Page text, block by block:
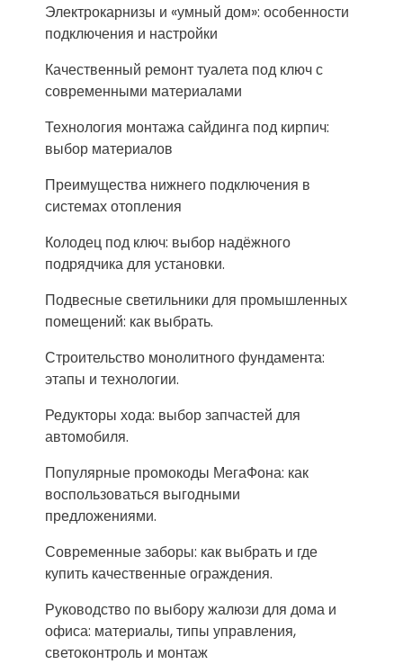
Электрокарнизы и «умный дом»: особенности
подключения и настройки
Качественный ремонт туалета под ключ с
современными материалами
Технология монтажа сайдинга под кирпич:
выбор материалов
Преимущества нижнего подключения в
системах отопления
Колодец под ключ: выбор надёжного
подрядчика для установки.
Подвесные светильники для промышленных
помещений: как выбрать.
Строительство монолитного фундамента:
этапы и технологии.
Редукторы хода: выбор запчастей для
автомобиля.
Популярные промокоды МегаФона: как
воспользоваться выгодными
предложениями.
Современные заборы: как выбрать и где
купить качественные ограждения.
Руководство по выбору жалюзи для дома и
офиса: материалы, типы управления,
светоконтроль и монтаж